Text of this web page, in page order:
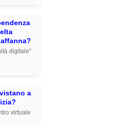
digitale"
a
virtuale